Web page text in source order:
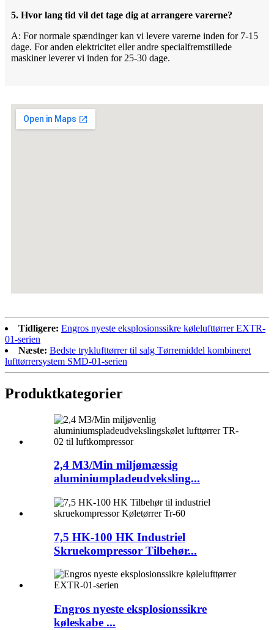
5. Hvor lang tid vil det tage dig at arrangere varerne?
A: For normale spændinger kan vi levere varerne inden for 7-15
dage. For anden elektricitet eller andre specialfremstillede
maskiner leverer vi inden for 25-30 dage.
Tidligere: Engros nyeste eksplosionssikre kølelufttørrer EXTR-
01-serien
Næste: Bedste tryklufttørrer til salg Tørremiddel kombineret
lufttørrersystem SMD-01-serien
Produktkategorier
2,4 M3/Min miljømæssig
aluminiumpladeudveksling...
7,5 HK-100 HK Industriel
Skruekompressor Tilbehør...
Engros nyeste eksplosionssikre
køleskabe ...